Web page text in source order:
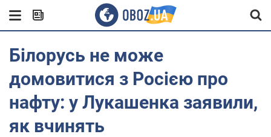
Білорусь не може
домовитися з Росією про
нафту: у Лукашенка заявили,
як вчинять